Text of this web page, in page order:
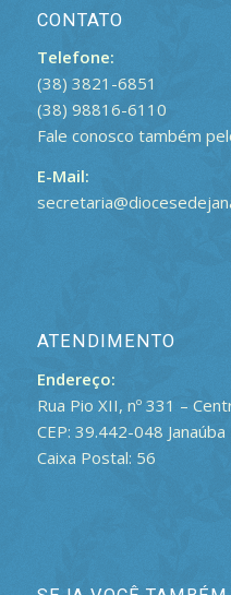
CONTATO
Telefone:
(38) 3821-6851
(38) 98816-6110
Fale conosco também
E-Mail:
ATENDIMENTO
Endereço:
Rua Pio XII, nº 331 –
CEP: 39.442-048 Janaúba
Caixa Postal: 56